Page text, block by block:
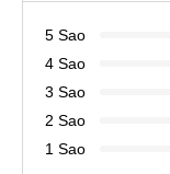
5 Sao
4 Sao
3 Sao
2 Sao
1 Sao